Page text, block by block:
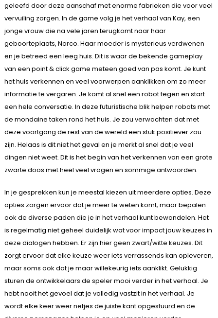
geleefd door deze aanschaf met enorme fabrieken die voor veel
vervuiling zorgen. In de game volg je het verhaal van Kay, een
jonge vrouw die na vele jaren terugkomt naar haar
geboorteplaats, Norco. Haar moeder is mysterieus verdwenen
en je betreed een leeg huis. Dit is waar de bekende gameplay
van een point & click game meteen goed van pas komt. Je kunt
het huis verkennen en veel voorwerpen aanklikken om zo meer
informatie te vergaren. Je komt al snel een robot tegen en start
een hele conversatie. In deze futuristische blik helpen robots met
de mondaine taken rond het huis. Je zou verwachten dat met
deze voortgang de rest van de wereld een stuk positiever zou
zijn. Helaas is dit niet het geval en je merkt al snel dat je veel
dingen niet weet. Dit is het begin van het verkennen van een grote
zwarte doos met heel veel vragen en sommige antwoorden.
In je gesprekken kun je meestal kiezen uit meerdere opties. Deze
opties zorgen ervoor dat je meer te weten komt, maar bepalen
ook de diverse paden die je in het verhaal kunt bewandelen. Het
is regelmatig niet geheel duidelijk wat voor impact jouw keuzes in
deze dialogen hebben. Er zijn hier geen zwart/witte keuzes. Dit
zorgt ervoor dat elke keuze weer iets verrassends kan opleveren,
maar soms ook dat je maar willekeurig iets aanklikt. Gelukkig
sturen de ontwikkelaars de speler mooi verder in het verhaal. Je
hebt nooit het gevoel dat je volledig vastzit in het verhaal. Je
wordt elke keer weer netjes de juiste kant opgestuurd en de